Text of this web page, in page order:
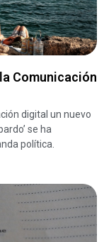
Comunicación
digital un nuevo
se ha
política.